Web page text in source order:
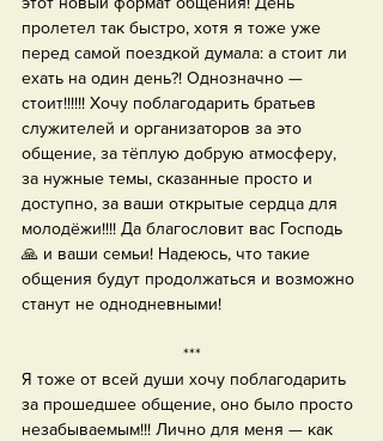
пролетел так быстро, хотя я тоже уже
перед самой поездкой думала: а стоит ли
ехать на один день?! Однозначно —
стоит!!!!!! Хочу поблагодарить братьев
служителей и организаторов за это
общение, за тёплую добрую атмосферу,
за нужные темы, сказанные просто и
доступно, за ваши открытые сердца для
молодёжи!!!! Да благословит вас Господь
🙏 и ваши семьи! Надеюсь, что такие
общения будут продолжаться и возможно
станут не однодневными!
***
Я тоже от всей души хочу поблагодарить
за прошедшее общение, оно было просто
незабываемым!!! Лично для меня — как